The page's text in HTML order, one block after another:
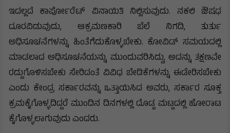
ಇದಲ್ಲದೆ ಕಾರ್ಪೋರೆಟ್ ವಿನಾಯಿತಿ ನಿಲ್ಲಿಸುವುದು. ನಕಲಿ ಔಷಧ
ದೂರವಿಡುವುದು, ಆಕ್ರಮಣಕಾರಿ ಬೆಲೆ ನಿಗದಿ, ತುರ್ತು
ಅಧಿಸೂಚನೆಗಳನ್ನು ಹಿಂತೆಗೆದುಕೊಳ್ಳಬೇಕು. ಕೋವಿಡ್ ಸಮಯದಲ್ಲಿ
ಮಾಡಲಾದ ಅಧಿಸೂಚನೆಯನ್ನು ಮುಂದುವರಿಸಿದ್ದು, ಅದನ್ನು ತಕ್ಷಣವೇ
ರದ್ದುಗೊಳಿಸಬೇಕು ಸೇರಿದಂತೆ ವಿವಿಧ ಬೇಡಿಕೆಗಳನ್ನು ಈಡೇರಿಸಬೇಕು
ಎಂದು ಕೇಂದ್ರ ಸರ್ಕಾರವನ್ನು ಒತ್ತಾಯಿಸಿದ ಅವರು, ಸರ್ಕಾರ ಸೂಕ್ತ
ಕ್ರಮಕೈಗೊಳ್ಳದಿದ್ದರೆ ಮುಂದಿನ ದಿನಗಳಲ್ಲಿ ದೊಡ್ಡ ಮಟ್ಟದಲ್ಲಿ ಹೋರಾಟ
ಕೈಗೊಳ್ಳಲಾಗುವುದು ಎಂದರು.